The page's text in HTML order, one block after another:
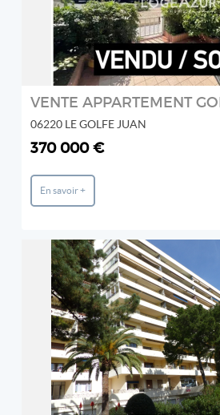
06220 LE GOLFE JUAN
370 000 €
En savoir +
REF: EMTMAA5951
Prestige et Chateaux
2